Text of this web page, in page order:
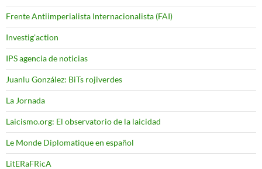
Frente Antiimperialista Internacionalista (FAI)
Investig'action
IPS agencia de noticias
Juanlu González: BiTs rojiverdes
La Jornada
Laicismo.org: El observatorio de la laicidad
Le Monde Diplomatique en español
LitERaFRicA